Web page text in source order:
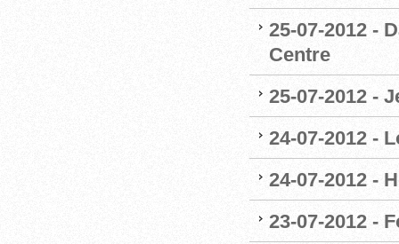
25-07-2012 -
Centre
25-07-2012 -
24-07-2012 -
24-07-2012 -
23-07-2012 -